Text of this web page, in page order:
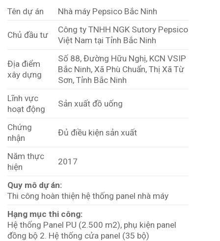
Tên dự án Nhà máy Pepsico Bắc Ninh
Chủ đầu tư
Công ty TNHH NGK Sutory Pepsico
Việt Nam tại Tỉnh Bắc Ninh
Địa điểm
xây dựng
Số 88, Đường Hữu Nghị, KCN VSIP
Bắc Ninh, Xã Phù Chuẩn, Thị Xã Từ
Sơn, Tỉnh Bắc Ninh
Lĩnh vực
hoạt động
Sản xuất đồ uống
Chứng
nhận
Đủ điều kiện sản xuất
Năm thực
hiện
2017
Quy mô dự án:
Thi công hoàn thiện hệ thống panel nhà máy
Hạng mục thi công:
Hệ thống Panel PU (2.500 m2), phụ kiện panel
đồng bộ 2. Hệ thống cửa panel (35 bộ)